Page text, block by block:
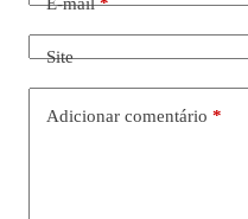
E-mail*
Site
Adicionar comentário *